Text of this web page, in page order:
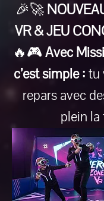
🎉🚀
VR & JEU
🔥🎮 Avec
c’est simple : tu
repars avec
plein la